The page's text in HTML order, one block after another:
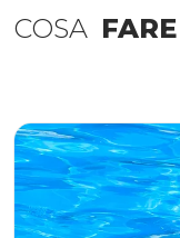
COSA FARE